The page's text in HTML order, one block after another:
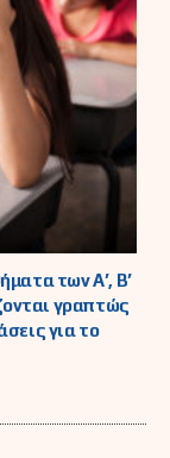
των Α’, Β’
γραπτώς
για το